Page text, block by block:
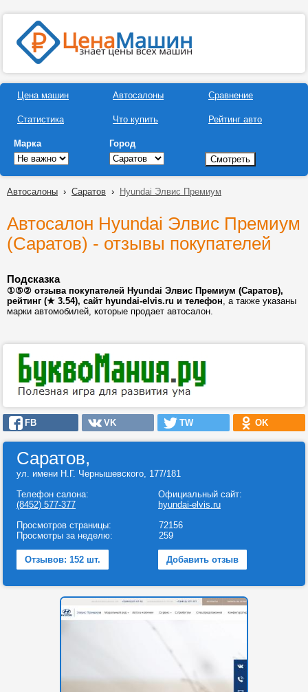
Цена машин
Статистика
Автосалоны
Что купить
Сравнение
Рейтинг авто
Марка Город
Автосалоны › Саратов › Hyundai Элвис Премиум
Автосалон Hyundai Элвис Премиум
(Саратов) - отзывы покупателей
Подсказка
①⑤② отзыва покупателей Hyundai Элвис Премиум (Саратов),
рейтинг (★ 3.54), сайт hyundai-elvis.ru и телефон, а также указаны
марки автомобилей, которые продает автосалон.
FB VK TW OK
Саратов,
ул. имени Н.Г. Чернышевского, 177/181
Телефон салона:
(8452) 577-377
Официальный сайт:
hyundai-elvis.ru
Просмотров страницы:
Просмотры за неделю:
72156
259
Отзывов: 152 шт. Добавить отзыв